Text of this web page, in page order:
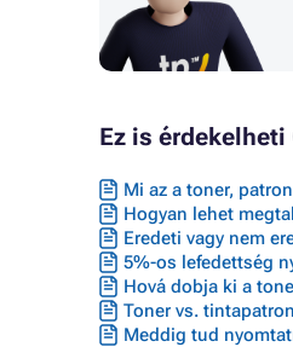
Ez is érdekelheti
Mi az a toner,
Hogyan lehet
Eredeti vagy nem
5%-os lefedettség
Hová dobja ki a
Toner vs.
Meddig tud